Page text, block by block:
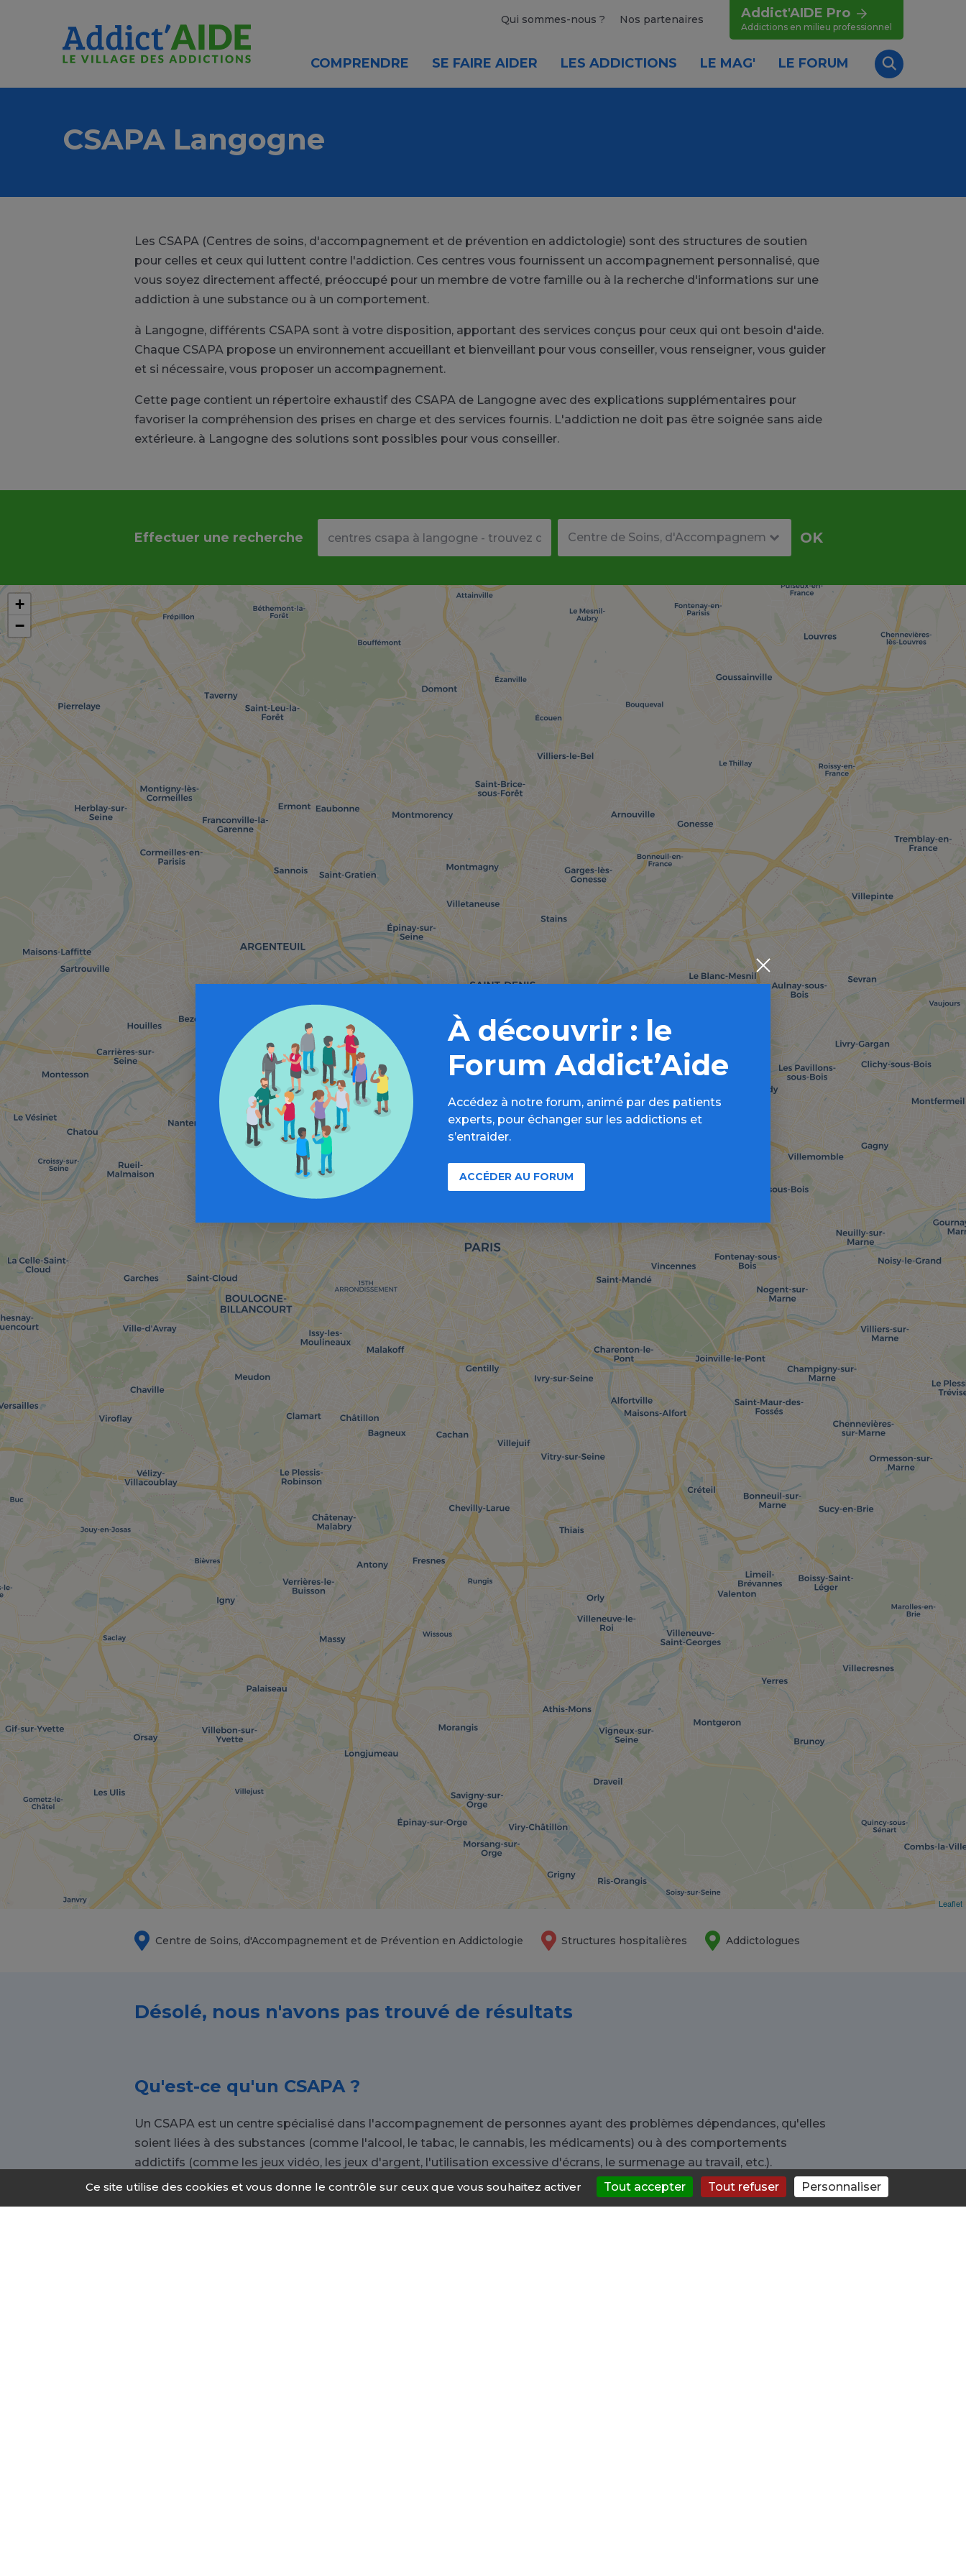
Qui sommes-nous ? Nos partenaires Addict'AIDE Pro
Addictions en milieu professionnel
COMPRENDRE SE FAIRE AIDER LES ADDICTIONS LE MAG' LE FORUM
Recherche
CSAPA Langogne
Les CSAPA (Centres de soins, d'accompagnement et de prévention en addictologie) sont des structures de soutien
pour celles et ceux qui luttent contre l'addiction. Ces centres vous fournissent un accompagnement personnalisé, que
vous soyez directement affecté, préoccupé pour un membre de votre famille ou à la recherche d'informations sur une
addiction à une substance ou à un comportement.
à Langogne, différents CSAPA sont à votre disposition, apportant des services conçus pour ceux qui ont besoin d'aide.
Chaque CSAPA propose un environnement accueillant et bienveillant pour vous conseiller, vous renseigner, vous guider
et si nécessaire, vous proposer un accompagnement.
Cette page contient un répertoire exhaustif des CSAPA de Langogne avec des explications supplémentaires pour
favoriser la compréhension des prises en charge et des services fournis. L'addiction ne doit pas être soignée sans aide
extérieure. à Langogne des solutions sont possibles pour vous conseiller.
Effectuer une recherche OK
+
−
Leaflet
Centre de Soins, d'Accompagnement et de Prévention en Addictologie Structures hospitalières Addictologues
Désolé, nous n'avons pas trouvé de résultats
Qu'est-ce qu'un CSAPA ?
Un CSAPA est un centre spécialisé dans l'accompagnement de personnes ayant des problèmes dépendances, qu'elles
soient liées à des substances (comme l'alcool, le tabac, le cannabis, les médicaments) ou à des comportements
addictifs (comme les jeux vidéo, les jeux d'argent, l'utilisation excessive d'écrans, le surmenage au travail, etc.).
Pourquoi s'orienter vers un CSAPA à Langogne ?
À découvrir : le
Forum Addict’Aide
Accédez à notre forum, animé par des patients
experts, pour échanger sur les addictions et
s’entraider.
ACCÉDER AU FORUM
Ce site utilise des cookies et vous donne le contrôle sur ceux que vous souhaitez activer Tout accepter Tout refuser Personnaliser